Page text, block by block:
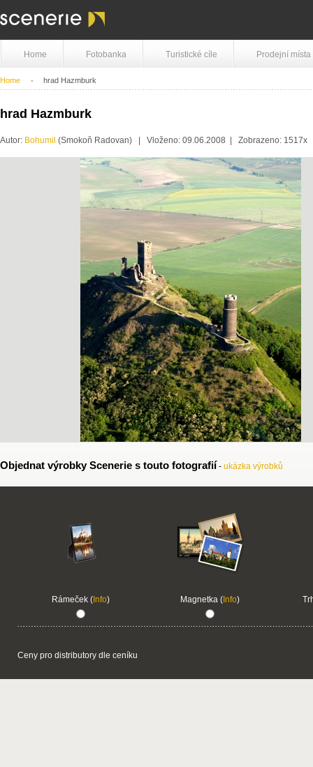
Home Fotobanka Turistické cíle Prodejní místa
Home hrad Hazmburk
hrad Hazmburk
Autor: Bohumil (Smokoň Radovan) | Vloženo: 09.06.2008 | Zobrazeno:
Objednat výrobky Scenerie s touto fotografií - ukázka výrobků
Rámeček (Info) Magnetka (Info)
Ceny pro distributory dle ceníku